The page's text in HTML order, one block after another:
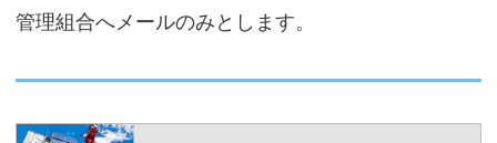
管理組合へメールのみとします。